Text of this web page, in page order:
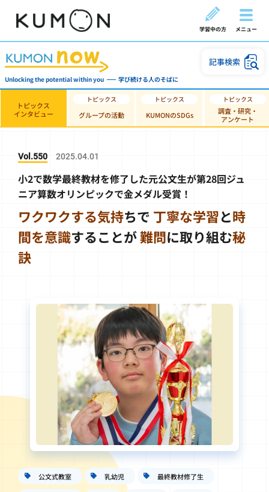
学習中の方 メニュー
Unlocking the potential within you 学び続ける人のそばに
記事検索
トピックス
インタビュー
グループの活動 KUMONのSDGs
調査・研究・
アンケート
Vol.550 2025.04.01
小2で数学最終教材を修了した元公文生が第28回ジュ
ニア算数オリンピックで金メダル受賞！
ワクワクする気持ちで 丁寧な学習と時
間を意識することが難問に取り組む秘
訣
公文式教室 乳幼児 最終教材修了生